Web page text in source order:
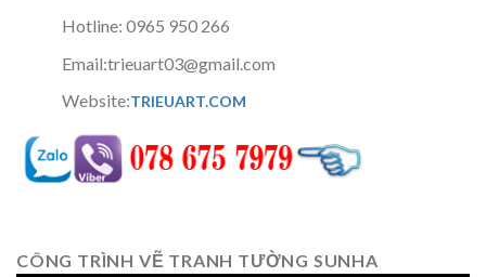
Hotline: 0965 950 266
Email:trieuart03@gmail.com
Website:TRIEUART.COM
CÔNG TRÌNH VẼ TRANH TƯỜNG SUNHA